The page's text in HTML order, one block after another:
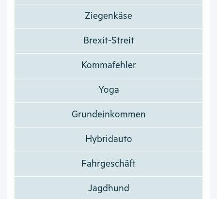
Ziegenkäse
Brexit-Streit
Kommafehler
Yoga
Grundeinkommen
Hybridauto
Fahrgeschäft
Jagdhund